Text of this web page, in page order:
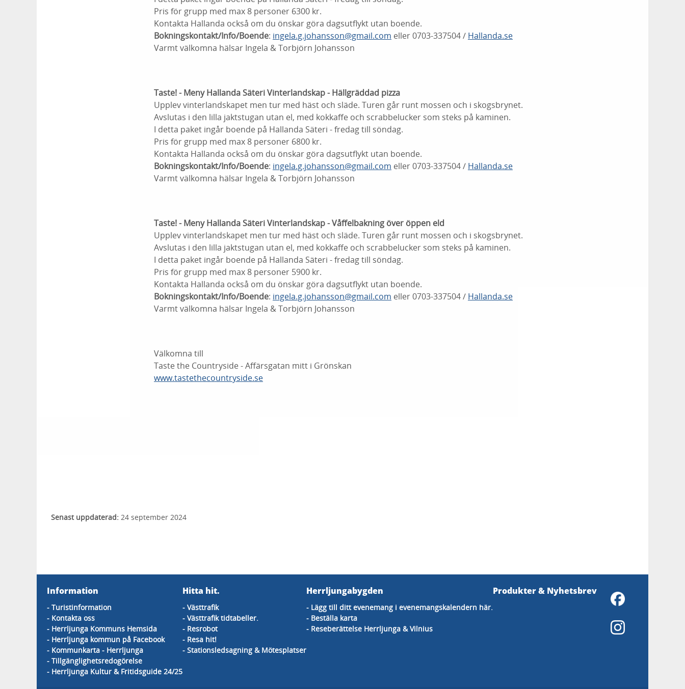
Pris för grupp med max 8 personer 6300 kr.
Kontakta Hallanda också om du önskar göra dagsutflykt utan boende.
Bokningskontakt/Info/Boende: ingela.g.johansson@gmail.com eller 0703-337504 / Hallanda.se
Varmt välkomna hälsar Ingela & Torbjörn Johansson
Taste! - Meny Hallanda Säteri Vinterlandskap - Hällgräddad pizza
Upplev vinterlandskapet men tur med häst och släde. Turen går runt mossen och i skogsbrynet.
Avslutas i den lilla jaktstugan utan el, med kokkaffe och scrabbelucker som steks på kaminen.
I detta paket ingår boende på Hallanda Säteri - fredag till söndag.
Pris för grupp med max 8 personer 6800 kr.
Kontakta Hallanda också om du önskar göra dagsutflykt utan boende.
Bokningskontakt/Info/Boende: ingela.g.johansson@gmail.com eller 0703-337504 / Hallanda.se
Varmt välkomna hälsar Ingela & Torbjörn Johansson
Taste! - Meny Hallanda Säteri Vinterlandskap - Våffelbakning över öppen eld
Upplev vinterlandskapet men tur med häst och släde. Turen går runt mossen och i skogsbrynet.
Avslutas i den lilla jaktstugan utan el, med kokkaffe och scrabbelucker som steks på kaminen.
I detta paket ingår boende på Hallanda Säteri - fredag till söndag.
Pris för grupp med max 8 personer 5900 kr.
Kontakta Hallanda också om du önskar göra dagsutflykt utan boende.
Bokningskontakt/Info/Boende: ingela.g.johansson@gmail.com eller 0703-337504 / Hallanda.se
Varmt välkomna hälsar Ingela & Torbjörn Johansson
Välkomna till
Taste the Countryside - Affärsgatan mitt i Grönskan
www.tastethecountryside.se
Senast uppdaterad: 24 september 2024
Information
- Turistinformation
- Kontakta oss
- Herrljunga Kommuns Hemsida
- Herrljunga kommun på Facebook
- Kommunkarta - Herrljunga
- Tillgänglighetsredogörelse
- Herrljunga Kultur & Fritidsguide 24/25
Hitta hit.
- Västtrafik
- Västtrafik tidtabeller.
- Resrobot
- Resa hit!
- Stationsledsagning & Mötesplatser
Herrljungabygden
- Lägg till ditt evenemang i evenemangskalendern här.
- Beställa karta
- Reseberättelse Herrljunga & Vilnius
Produkter & Nyhetsbrev